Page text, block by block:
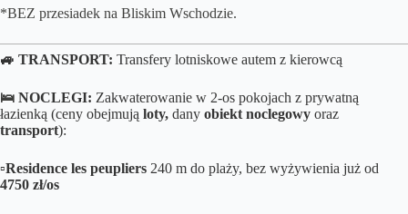
*BEZ przesiadek na Bliskim Wschodzie.
🚙 TRANSPORT: Transfery lotniskowe autem z kierowcą
🛌 NOCLEGI: Zakwaterowanie w 2-os pokojach z prywatną
łazienką (ceny obejmują loty, dany obiekt noclegowy oraz
transport):
▫️Residence les peupliers 240 m do plaży, bez wyżywienia już od
4750 zł/os